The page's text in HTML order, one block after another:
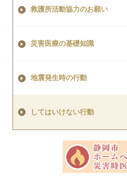
救護所活動協力のお願い
災害医療の基礎知識
地震発生時の行動
してはいけない行動